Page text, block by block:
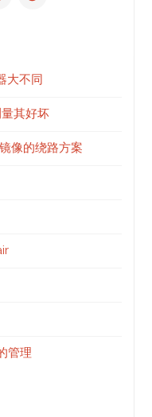
大不同
其好坏
像的绕路方案
管理